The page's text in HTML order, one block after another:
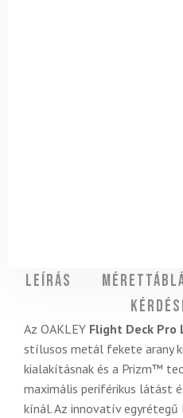
Leírás
Az OAKLEY Flight Deck Pro
stílusos metál fekete arany
kialakításnak és a Prizm™
maximális periférikus látást
kínál. Az innovatív egyrétegű